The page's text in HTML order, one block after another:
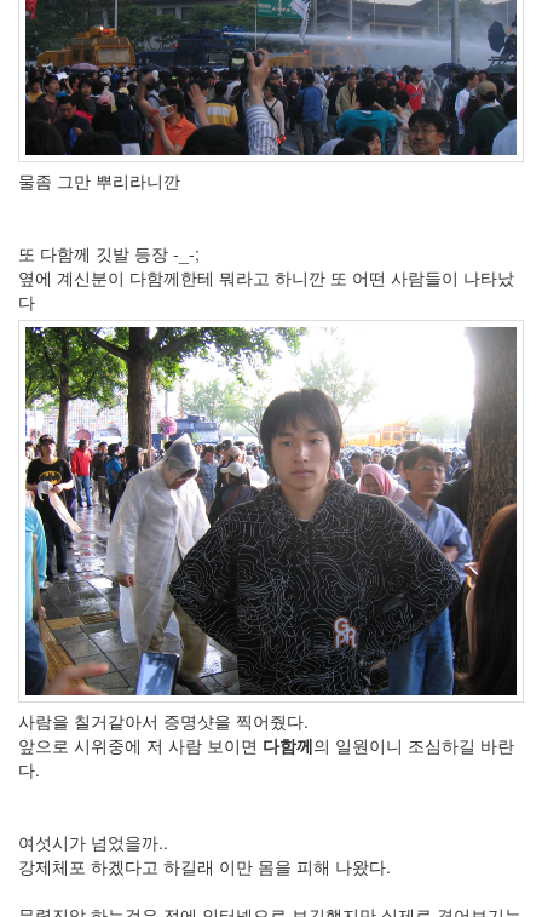
물좀 그만 뿌리라니깐
또 다함께 깃발 등장 -_-;
옆에 계신분이 다함께한테 뭐라고 하니깐 또 어떤 사람들이 나타났
다
사람을 칠거같아서 증명샷을 찍어줬다.
앞으로 시위중에 저 사람 보이면 다함께의 일원이니 조심하길 바란
다.
여섯시가 넘었을까..
강제체포 하겠다고 하길래 이만 몸을 피해 나왔다.